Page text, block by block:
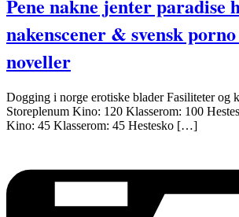
Pene nakne jenter paradise
nakenscener & svensk
noveller
Dogging i norge erotiske blader Fasiliteter og
Storeplenum Kino: 120 Klasserom: 100
Kino: 45 Klasserom: 45 Hestesko […]